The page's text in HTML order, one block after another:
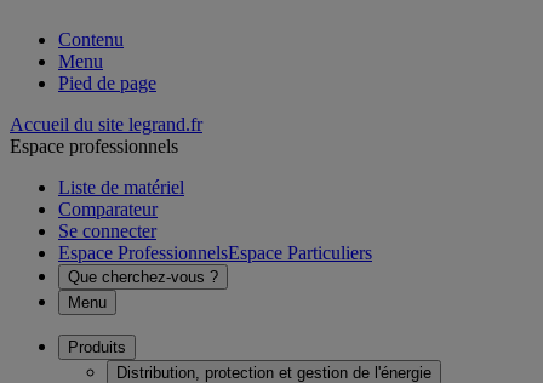
Contenu
Menu
Pied de page
Accueil du site legrand.fr
Espace professionnels
Liste de matériel
Comparateur
Se connecter
Espace ProfessionnelsEspace Particuliers
Que cherchez-vous ?
Menu
Produits
Distribution, protection et gestion de l'énergie